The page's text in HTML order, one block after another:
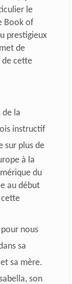
le
Book of
prestigieux
de
de cette
de la
instructif
sur plus de
à la
du
au début
nous
sa
sa mère.
son